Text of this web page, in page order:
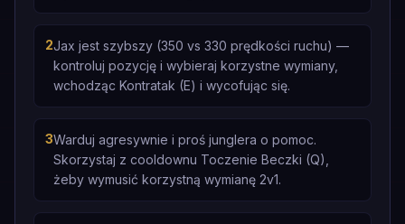
2Jax jest szybszy (350 vs 330 prędkości ruchu) —
kontroluj pozycję i wybieraj korzystne wymiany,
wchodząc Kontratak (E) i wycofując się.
3Warduj agresywnie i proś junglera o pomoc.
Skorzystaj z cooldownu Toczenie Beczki (Q),
żeby wymusić korzystną wymianę 2v1.